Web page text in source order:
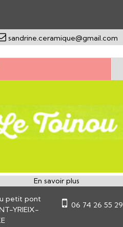
sandrine.ceramique@gmail.com
petit pont
YRIEIX-
06 74 26 55 29